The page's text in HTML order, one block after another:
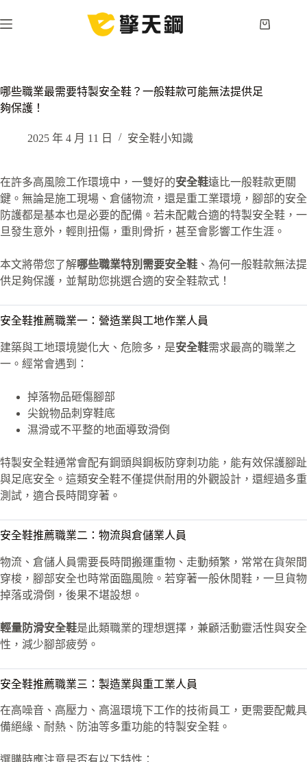
至
容
購
哪些職業最需要特製安全鞋？一般鞋款可能無法提供足
夠保護！
2025 年 4 月 11 日 安全鞋小知識
在許多高風險工作環境中，一雙好的安全鞋遠比一般鞋款更關
鍵。無論是施工現場、倉儲物流，還是重工業環境，腳部的安全
防護都是基本也是必要的配備。若未配戴合適的特製安全鞋，一
旦發生意外，輕則扭傷，重則骨折，甚至會影響工作生涯。
本文將帶您了解哪些職業特別需要安全鞋 、為何一般鞋款無法提
供足夠保護，並幫助您挑選合適的安全鞋款式！
安全鞋推薦職業一：營造業與工地作業人員
建築與工地環境變化大、危險多，是安全鞋需求最高的職業之
一。經常會遇到：
掉落物品砸傷腳部
尖銳物品刺穿鞋底
濕滑或不平整的地面導致滑倒
特製安全鞋通常會配有鋼頭與鋼板防穿刺功能，能有效保護腳趾
與足底安全。這類安全鞋不僅提供耐用的外觀設計，還經過多重
測試，適合長時間穿著。
安全鞋推薦職業二：物流與倉儲業人員
物流、倉儲人員需要長時間搬運重物、走動頻繁，常常在貨架間
穿梭，腳部安全也時常面臨風險。若穿著一般休閒鞋，一旦貨物
掉落或滑倒，後果不堪設想。
輕量防滑安全鞋是此類職業的理想選擇，兼顧活動靈活性與安全
性，減少腳部疲勞。
安全鞋推薦職業三：製造業與重工業人員
在高噪音、高壓力、高溫環境下工作的技術員工，更需要配戴具
備絕緣、耐熱、防油等多重功能的特製安全鞋。